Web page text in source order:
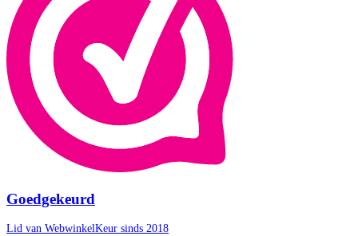
Goedgekeurd
Lid van WebwinkelKeur sinds 2018